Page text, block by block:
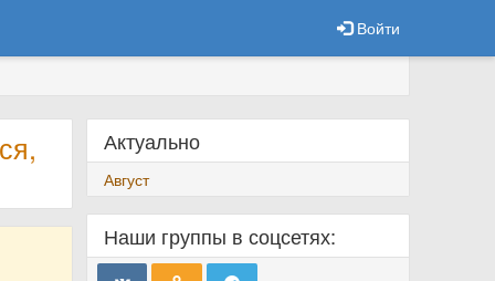
Войти
Актуально
Август
Наши группы в соцсетях: